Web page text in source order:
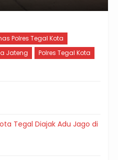
Polres Tegal Kota
Jateng
Polres Tegal Kota
Tegal Diajak Adu Jago di